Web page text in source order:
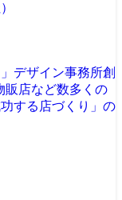
デザイン事務所創
販店など数多くの
する店づくり」の